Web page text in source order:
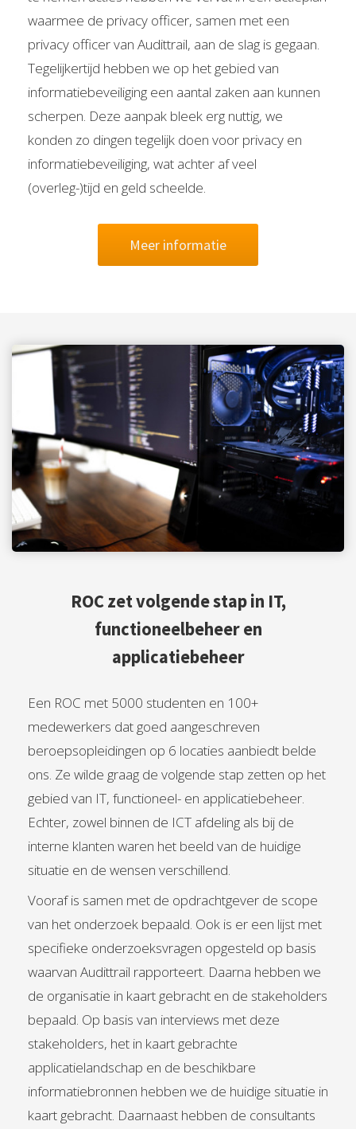
waarmee de privacy officer, samen met een
privacy officer van Audittrail, aan de slag is gegaan.
Tegelijkertijd hebben we op het gebied van
informatiebeveiliging een aantal zaken aan kunnen
scherpen. Deze aanpak bleek erg nuttig, we
konden zo dingen tegelijk doen voor privacy en
informatiebeveiliging, wat achter af veel
(overleg-)tijd en geld scheelde.
Meer informatie
ROC zet volgende stap in IT,
functioneelbeheer en
applicatiebeheer
Een ROC met 5000 studenten en 100+
medewerkers dat goed aangeschreven
beroepsopleidingen op 6 locaties aanbiedt belde
ons. Ze wilde graag de volgende stap zetten op het
gebied van IT, functioneel- en applicatiebeheer.
Echter, zowel binnen de ICT afdeling als bij de
interne klanten waren het beeld van de huidige
situatie en de wensen verschillend.
Vooraf is samen met de opdrachtgever de scope
van het onderzoek bepaald. Ook is er een lijst met
specifieke onderzoeksvragen opgesteld op basis
waarvan Audittrail rapporteert. Daarna hebben we
de organisatie in kaart gebracht en de stakeholders
bepaald. Op basis van interviews met deze
stakeholders, het in kaart gebrachte
applicatielandschap en de beschikbare
informatiebronnen hebben we de huidige situatie in
kaart gebracht. Daarnaast hebben de consultants